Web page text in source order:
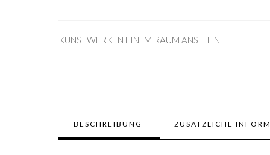
KUNSTWERK IN EINEM RAUM ANSEHEN
BESCHREIBUNG ZUSÄTZLICHE